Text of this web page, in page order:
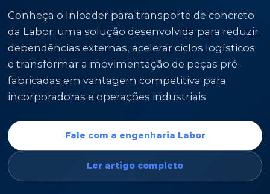
Conheça o Inloader para transporte de concreto
da Labor: uma solução desenvolvida para reduzir
dependências externas, acelerar ciclos logísticos
e transformar a movimentação de peças pré-
fabricadas em vantagem competitiva para
incorporadoras e operações industriais.
Fale com a engenharia Labor
Ler artigo completo